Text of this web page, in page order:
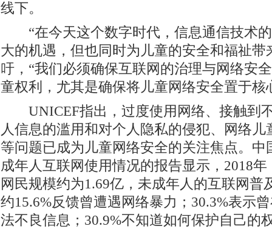
线下。
“在今天这个数字时代，信息通信技术的
大的机遇，但也同时为儿童的安全和福祉带
吁，“我们必须确保互联网的治理与网络安
童权利，尤其是确保将儿童网络安全置于核
UNICEF指出，过度使用网络、接触到
人信息的滥用和对个人隐私的侵犯、网络
等问题已成为儿童网络安全的关注焦点。中
成年人互联网使用情况的报告显示，2018
网民规模约为1.69亿，未成年人的互联网普
约15.6%反馈曾遭遇网络暴力；30.3%表示
法不良信息；30.9%不知道如何保护自己的